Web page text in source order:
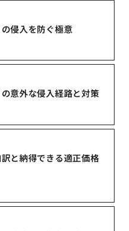
侵入を防ぐ極意
意外な侵入経路と対策
と納得できる適正価格